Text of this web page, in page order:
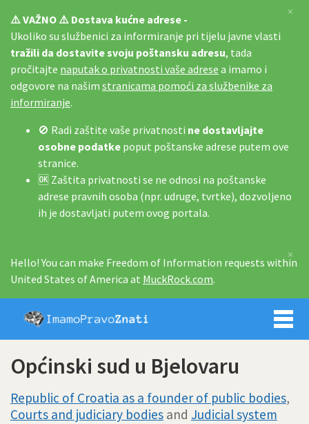
⚠️ VAŽNO ⚠️ Dostava kućne adrese -
Ukoliko su službenici za informiranje pri tijelu javne vlasti
tražili da dostavite svoju poštansku adresu, tada
pročitajte naputak o privatnosti vaše adrese a imamo i
odgovore na našim stranicama pomoći za službenike za
informiranje.
🚫 Radi zaštite vaše privatnosti ne dostavljajte
osobne podatke poput poštanske adrese putem ove
stranice.
🆗 Zaštita privatnosti se ne odnosi na poštanske
adrese pravnih osoba (npr. udruge, tvrtke), dozvoljeno
ih je dostavljati putem ovog portala.
×
Hello! You can make Freedom of Information requests within
United States of America at MuckRock.com.
×
Imamo
Općinski sud u Bjelovaru
Republic of Croatia as a founder of public bodies,
Courts and judiciary bodies and Judicial system